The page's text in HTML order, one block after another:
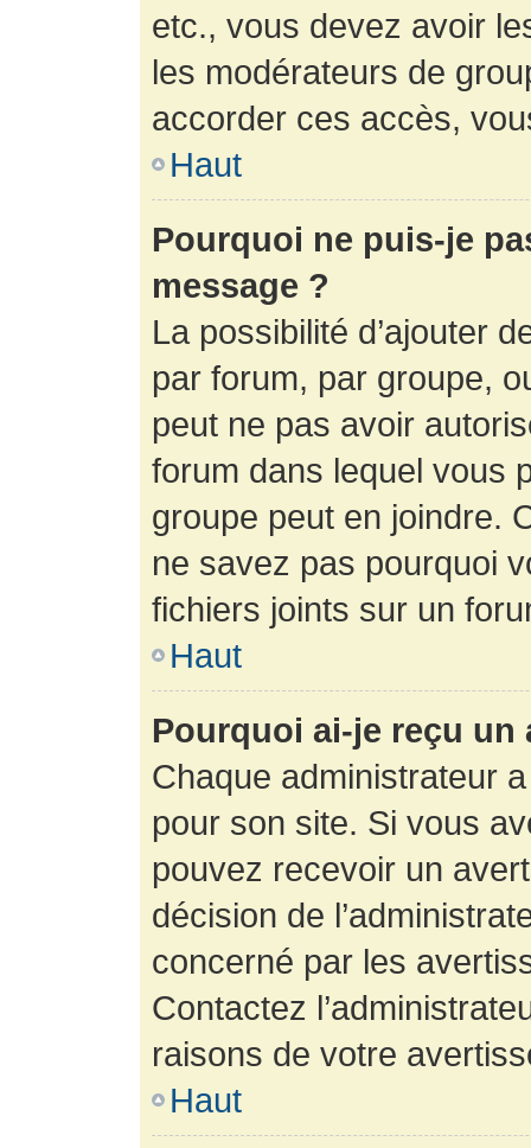
etc., vous devez avoir
les modérateurs de
accorder ces accès,
Haut
Pourquoi ne puis-je
message ?
La possibilité d’ajouter
par forum, par groupe,
peut ne pas avoir
forum dans lequel vous
groupe peut en joindre.
ne savez pas pourquoi
fichiers joints sur un
Haut
Pourquoi ai-je reçu un
Chaque administrateur
pour son site. Si vous
pouvez recevoir un
décision de
concerné par les
Contactez
raisons de votre
Haut